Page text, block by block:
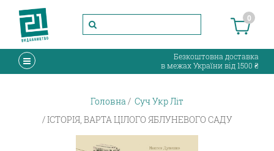
0
Безкоштовна доставка
в межах України від 1500 ₴
Головна
Суч Укр Літ
ІСТОРІЯ, ВАРТА ЦІЛОГО ЯБЛУНЕВОГО САДУ